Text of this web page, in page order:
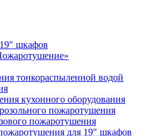
шкафов
тонкораспыленной водой
кухонного оборудования
пожаротушения
пожаротушения
для 19" шкафов